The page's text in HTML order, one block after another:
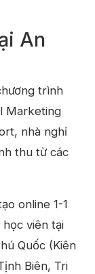
An
trình
Marketing
nhà nghỉ
thu từ các
online 1-1
viên tại
Quốc (Kiên
Biên, Tri